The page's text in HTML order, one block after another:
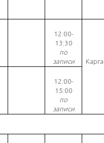
12:00-
13:30
по
записи
1 2:00-
1 5:00
по
записи